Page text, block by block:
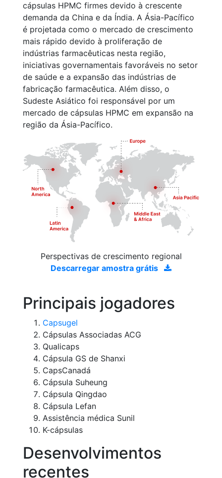
cápsulas HPMC firmes devido à crescente
demanda da China e da Índia. A Ásia-Pacífico
é projetada como o mercado de crescimento
mais rápido devido à proliferação de
indústrias farmacêuticas nesta região,
iniciativas governamentais favoráveis no setor
de saúde e a expansão das indústrias de
fabricação farmacêutica. Além disso, o
Sudeste Asiático foi responsável por um
mercado de cápsulas HPMC em expansão na
região da Ásia-Pacífico.
Perspectivas de crescimento regional
Descarregar amostra grátis
Principais jogadores
Capsugel
Cápsulas Associadas ACG
Qualicaps
Cápsula GS de Shanxi
CapsCanadá
Cápsula Suheung
Cápsula Qingdao
Cápsula Lefan
Assistência médica Sunil
K-cápsulas
Desenvolvimentos
recentes